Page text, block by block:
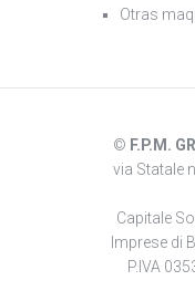
Otras
© F.P.M.
via Statale
Capitale
Imprese di
P.IVA